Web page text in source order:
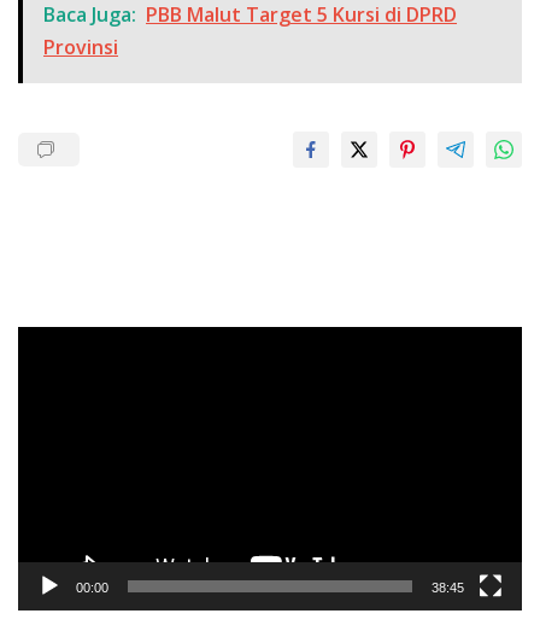
Baca Juga: PBB Malut Target 5 Kursi di DPRD
Provinsi
00:00 38:45